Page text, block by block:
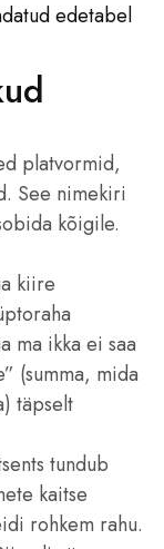
edetabel
platvormid,
See nimekiri
kõigile.
kiire
ma ikka ei saa
(summa, mida
täpselt
tundub
kaitse
rohkem rahu.